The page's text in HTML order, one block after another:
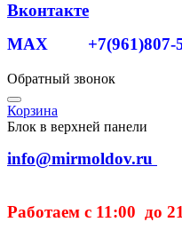
Вконтакте
MAX +7(961)807-
Обратный звонок
Корзина
Блок в верхней панели
info@mirmoldov.ru
Работаем с 11:00 до